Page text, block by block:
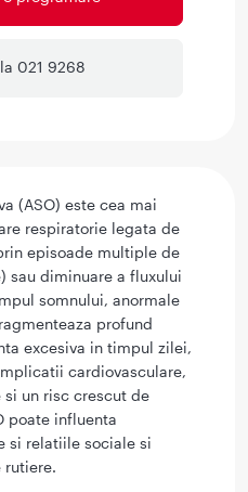
021 9268
(ASO) este cea mai
respiratorie legata de
episoade multiple de
sau diminuare a fluxului
somnului, anormale
profund
excesiva in timpul zilei,
cardiovasculare,
un risc crescut de
poate influenta
si relatiile sociale si
rutiere.